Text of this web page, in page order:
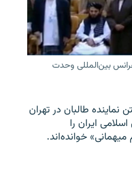
بین‌المللی وحدت
نماینده طالبان در تهران
ایران را
خوانده‌اند.